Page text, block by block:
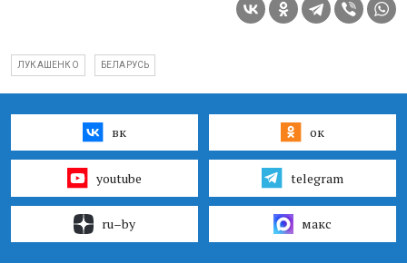
ЛУКАШЕНКО БЕЛАРУСЬ
вк ок
youtube telegram
ru–by макс